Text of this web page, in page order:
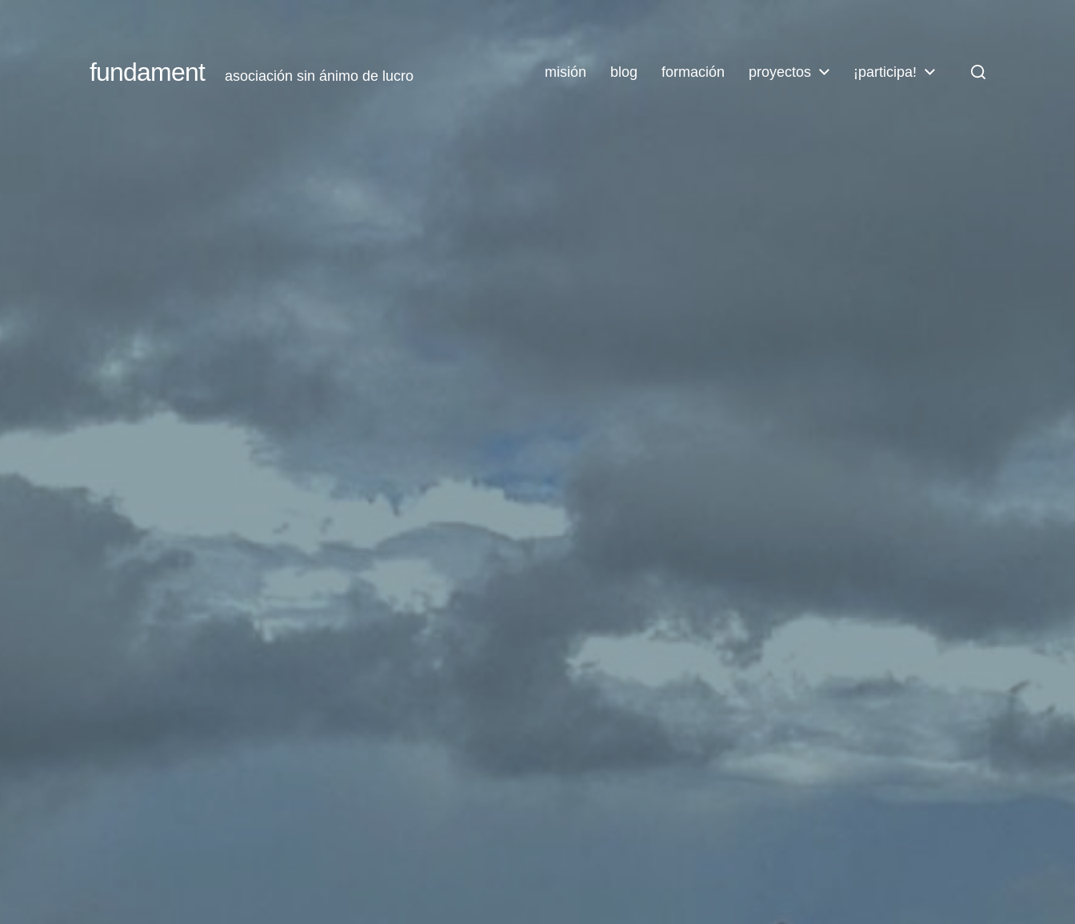
fundament asociación sin ánimo de lucro misión blog formación proyectos ¡participa!